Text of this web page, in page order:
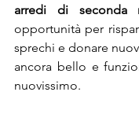
arredi di seconda
opportunità per
sprechi e donare
ancora bello e
nuovissimo.